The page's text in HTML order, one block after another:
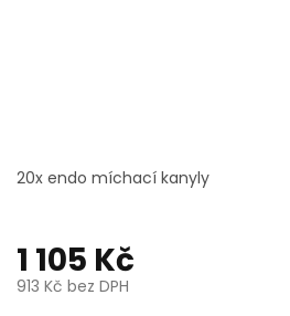
1 105 Kč
913 Kč bez DPH
20x endo míchací kanyly